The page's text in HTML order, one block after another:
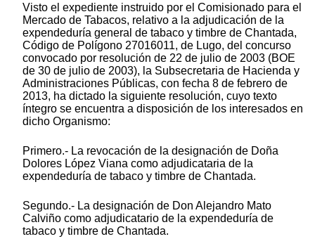
Visto el expediente instruido por el Comisionado para el
Mercado de Tabacos, relativo a la adjudicación de la
expendeduría general de tabaco y timbre de Chantada,
Código de Polígono 27016011, de Lugo, del concurso
convocado por resolución de 22 de julio de 2003 (BOE
de 30 de julio de 2003), la Subsecretaria de Hacienda y
Administraciones Públicas, con fecha 8 de febrero de
2013, ha dictado la siguiente resolución, cuyo texto
íntegro se encuentra a disposición de los interesados en
dicho Organismo:
Primero.- La revocación de la designación de Doña
Dolores López Viana como adjudicataria de la
expendeduría de tabaco y timbre de Chantada.
Segundo.- La designación de Don Alejandro Mato
Calviño como adjudicatario de la expendeduría de
tabaco y timbre de Chantada.